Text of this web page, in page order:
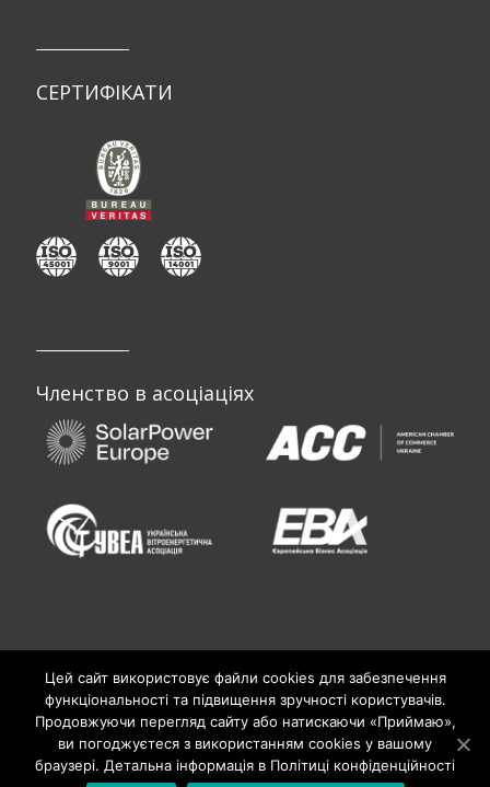
СЕРТИФІКАТИ
Членство в асоціаціях
Цей сайт використовує файли cookies для забезпечення
функціональності та підвищення зручності користувачів.
Продовжуючи перегляд сайту або натискаючи «Приймаю»,
ви погоджуєтеся з використанням cookies у вашому
браузері. Детальна інформація в Політиці конфіденційності